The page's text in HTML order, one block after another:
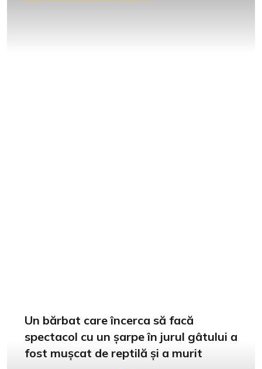
Un bărbat care încerca să facă
spectacol cu un șarpe în jurul gâtului a
fost mușcat de reptilă și a murit